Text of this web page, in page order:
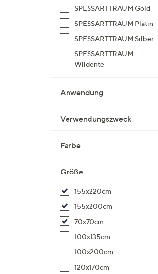
SPESSARTTRAUM Gold
SPESSARTTRAUM Platin
SPESSARTTRAUM Silber
SPESSARTTRAUM
Wildente
Anwendung
Verwendungszweck
Farbe
Größe
155x220cm
155x200cm
70x70cm
100x135cm
100x200cm
120x170cm